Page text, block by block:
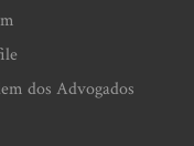
dos Advogados